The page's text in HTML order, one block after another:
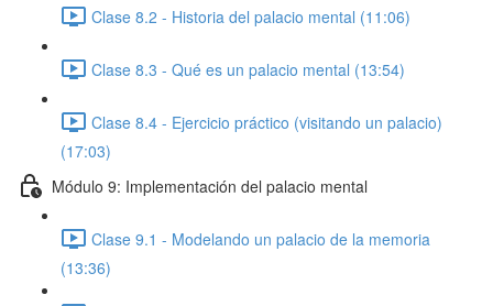
Clase 8.2 - Historia del palacio mental (11:06)
Clase 8.3 - Qué es un palacio mental (13:54)
Clase 8.4 - Ejercicio práctico (visitando un palacio)
(17:03)
Módulo 9: Implementación del palacio mental
Clase 9.1 - Modelando un palacio de la memoria
(13:36)